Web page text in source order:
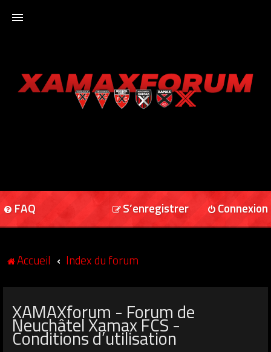
XAMAXFORUM
FAQ Connexion
S’enregistrer
Accueil Index du forum
XAMAXforum - Forum de
Neuchâtel Xamax FCS -
Conditions d’utilisation